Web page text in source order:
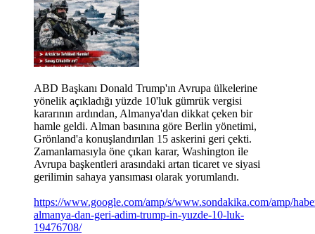
ABD Başkanı Donald Trump'ın Avrupa ülkelerine
yönelik açıkladığı yüzde 10'luk gümrük vergisi
kararının ardından, Almanya'dan dikkat çeken bir
hamle geldi. Alman basınına göre Berlin yönetimi,
Grönland'a konuşlandırılan 15 askerini geri çekti.
Zamanlamasıyla öne çıkan karar, Washington ile
Avrupa başkentleri arasındaki artan ticaret ve siyasi
gerilimin sahaya yansıması olarak yorumlandı.
https://www.google.com/amp/s/www.sondakika.com/amp/
almanya-dan-geri-adim-trump-in-yuzde-10-luk-
19476708/